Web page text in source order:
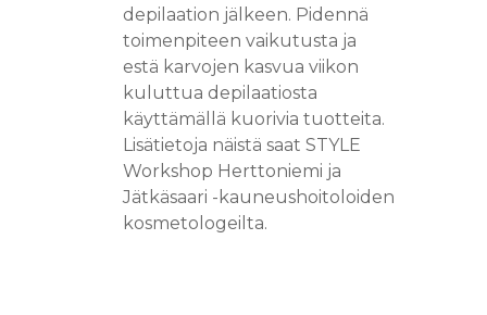
depilaation jälkeen. Pidennä
toimenpiteen vaikutusta ja
estä karvojen kasvua viikon
kuluttua depilaatiosta
käyttämällä kuorivia tuotteita.
Lisätietoja näistä saat STYLE
Workshop Herttoniemi ja
Jätkäsaari -kauneushoitoloiden
kosmetologeilta.